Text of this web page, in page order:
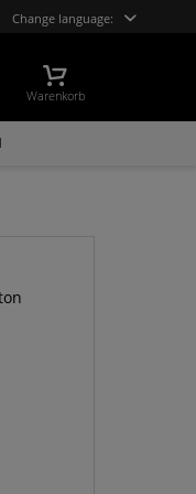
Change language:
Warenkorb